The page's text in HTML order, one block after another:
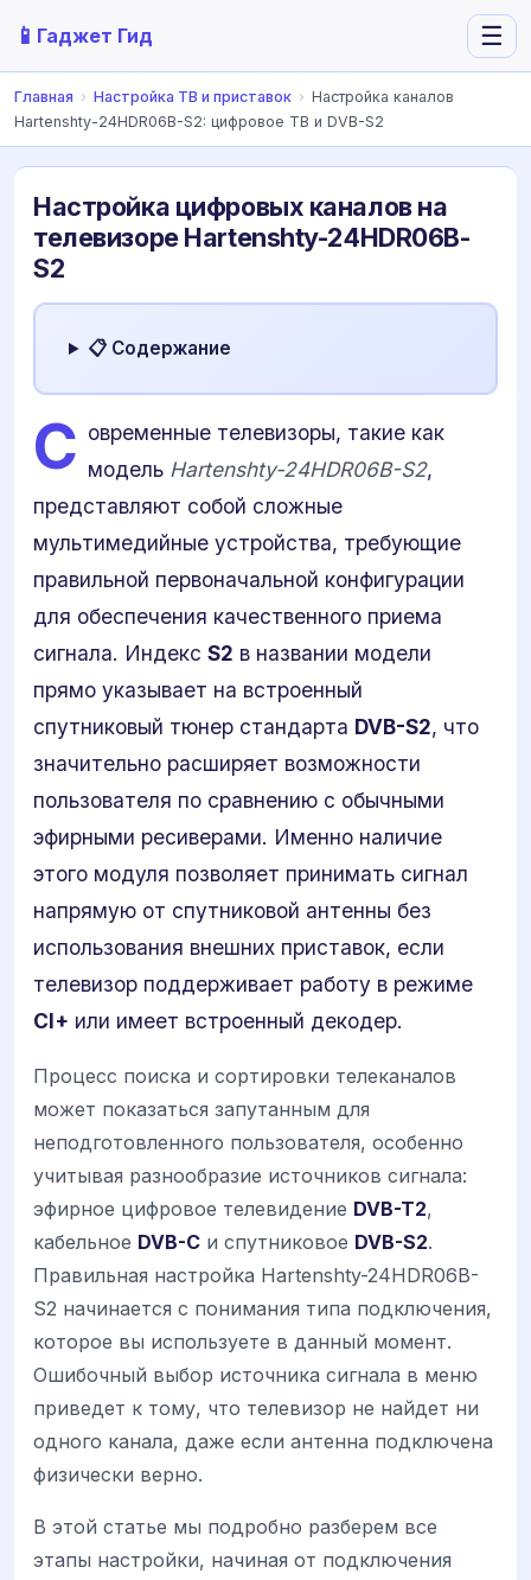
📱 Гаджет Гид ☰
Главная › Настройка ТВ и приставок › Настройка каналов
Hartenshty-24HDR06B-S2: цифровое ТВ и DVB-S2
Настройка цифровых каналов на
телевизоре Hartenshty-24HDR06B-
S2
📋 Содержание
С овременные телевизоры, такие как
модель Hartenshty-24HDR06B-S2,
представляют собой сложные
мультимедийные устройства, требующие
правильной первоначальной конфигурации
для обеспечения качественного приема
сигнала. Индекс S2 в названии модели
прямо указывает на встроенный
спутниковый тюнер стандарта DVB-S2, что
значительно расширяет возможности
пользователя по сравнению с обычными
эфирными ресиверами. Именно наличие
этого модуля позволяет принимать сигнал
напрямую от спутниковой антенны без
использования внешних приставок, если
телевизор поддерживает работу в режиме
CI+ или имеет встроенный декодер.
Процесс поиска и сортировки телеканалов
может показаться запутанным для
неподготовленного пользователя, особенно
учитывая разнообразие источников сигнала:
эфирное цифровое телевидение DVB-T2,
кабельное DVB-C и спутниковое DVB-S2.
Правильная настройка Hartenshty-24HDR06B-
S2 начинается с понимания типа подключения,
которое вы используете в данный момент.
Ошибочный выбор источника сигнала в меню
приведет к тому, что телевизор не найдет ни
одного канала, даже если антенна подключена
физически верно.
В этой статье мы подробно разберем все
этапы настройки, начиная от подключения